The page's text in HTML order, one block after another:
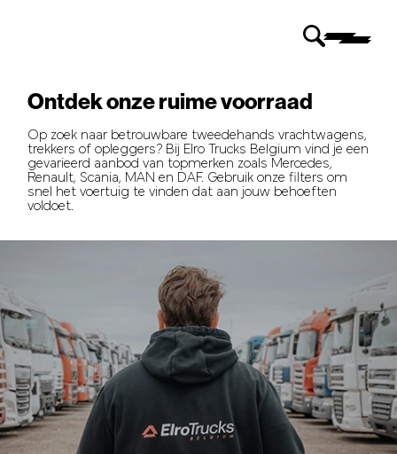
Ontdek onze ruime voorraad
Op zoek naar betrouwbare tweedehands vrachtwagens,
trekkers of opleggers? Bij Elro Trucks Belgium vind je een
gevarieerd aanbod van topmerken zoals Mercedes,
Renault, Scania, MAN en DAF. Gebruik onze filters om
snel het voertuig te vinden dat aan jouw behoeften
voldoet.